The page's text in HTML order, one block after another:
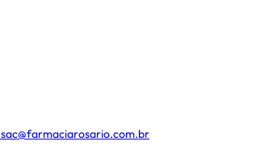
sac@farmaciarosario.com.br